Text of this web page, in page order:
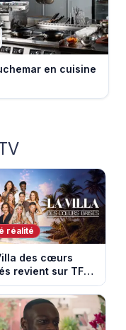
en cuisine
réalité
des cœurs
revient sur TFX :
les candidats de
11 au Mexique